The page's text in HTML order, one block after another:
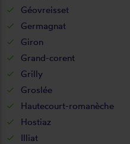
Géovreisset
Germagnat
Giron
Grand-corent
Grilly
Groslée
Hautecourt-romanèche
Hostiaz
Illiat